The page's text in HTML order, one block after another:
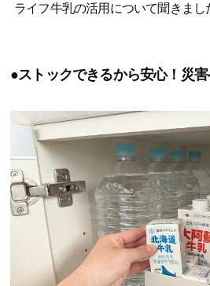
ライフ牛乳の活用について聞きまし
●ストックできるから安心！災